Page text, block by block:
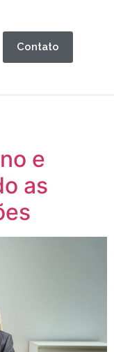
Contato
e
as